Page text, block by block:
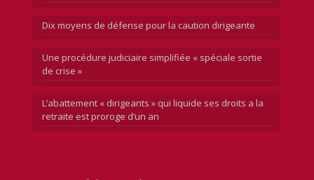
Dix moyens de défense pour la caution dirigeante
Une procédure judiciaire simplifiée « spéciale sortie
de crise »
L’abattement « dirigeants » qui liquide ses droits a la
retraite est proroge d’un an